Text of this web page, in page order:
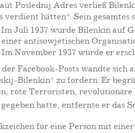
Poslednij Adres verließ
verdient hätten“. Sein
Im Juli 1937 wurde Bilenkin auf
antisowjetischen
November 1937 wurde er
Facebook-Posts wandte sich
Bilenkin“ zu fordern. Er
rote Terroristen, revolutionäre
hatte, entfernte er das
für eine Person mit